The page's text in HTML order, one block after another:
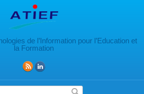
de l’Information pour l’Education et
la Formation
de recherche